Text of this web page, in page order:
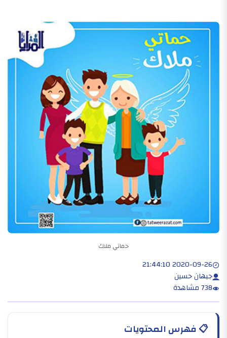
حماتي ملاك
2020-09-26 21:44:10
جيهان حسين
738 مشاهدة
📋فهرس المحتويات